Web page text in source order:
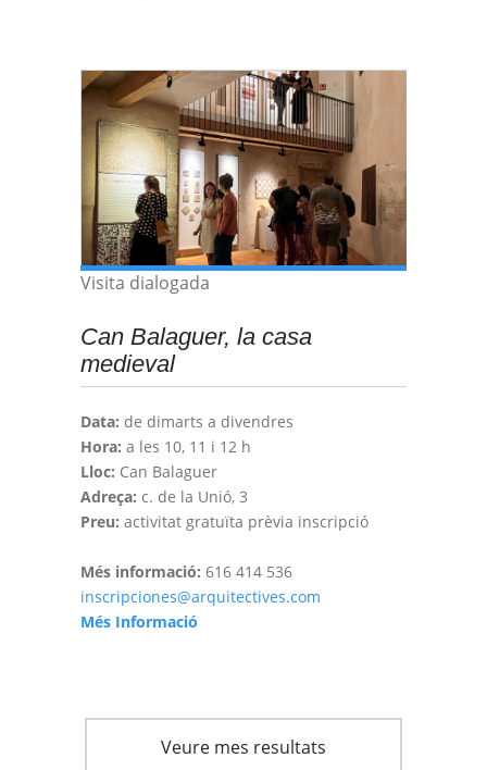
Visita dialogada
Can Balaguer, la casa
medieval
Data: de dimarts a divendres
Hora: a les 10, 11 i 12 h
Lloc: Can Balaguer
Adreça: c. de la Unió, 3
Preu: activitat gratuïta prèvia inscripció
Més informació: 616 414 536
inscripciones@arquitectives.com
Més Informació
Veure mes resultats